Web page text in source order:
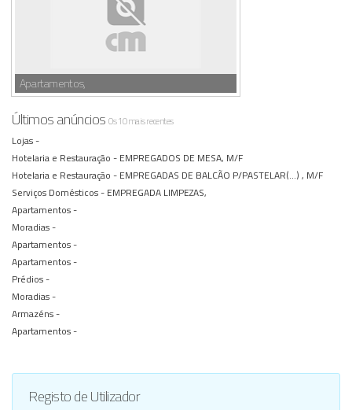
Apartamentos,
Últimos anúnciosOs 10 mais recentes
Lojas -
Hotelaria e Restauração - EMPREGADOS DE MESA, M/F
Hotelaria e Restauração - EMPREGADAS DE BALCÃO P/PASTELAR(...) , M/F
Serviços Domésticos - EMPREGADA LIMPEZAS,
Apartamentos -
Moradias -
Apartamentos -
Apartamentos -
Prédios -
Moradias -
Armazéns -
Apartamentos -
Registo de Utilizador